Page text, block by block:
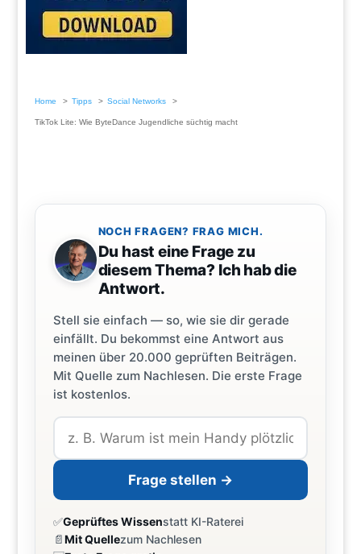
Home Tipps Social Networks
TikTok Lite: Wie ByteDance Jugendliche süchtig macht
NOCH FRAGEN? FRAG MICH.
Du hast eine Frage zu
diesem Thema? Ich hab die
Antwort.
Stell sie einfach — so, wie sie dir gerade
einfällt. Du bekommst eine Antwort aus
meinen über 20.000 geprüften Beiträgen.
Mit Quelle zum Nachlesen. Die erste Frage
ist kostenlos.
Frage stellen →
✅Geprüftes Wissenstatt KI-Raterei
📄Mit Quellezum Nachlesen